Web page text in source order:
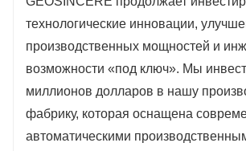
технологические инновации,
производственных мощностей и
возможности «под ключ». Мы
миллионов долларов в нашу
фабрику, которая оснащена
автоматическими